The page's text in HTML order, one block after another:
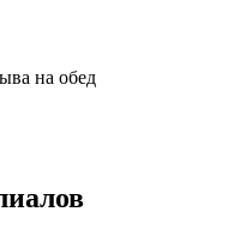
на обед